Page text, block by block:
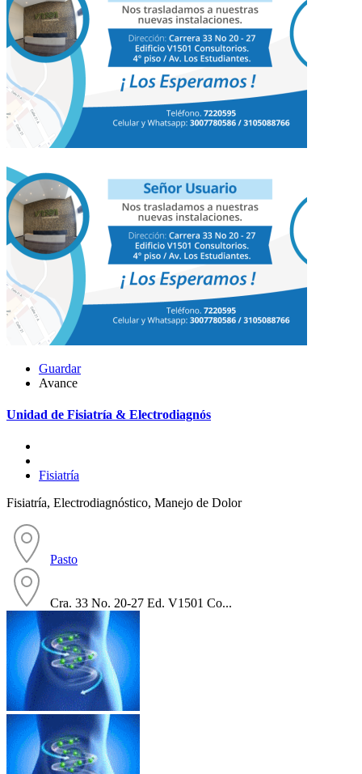
Guardar
Avance
Unidad de Fisiatría & Electrodiagnós
Fisiatría
Fisiatría, Electrodiagnóstico, Manejo de Dolor
Pasto
Cra. 33 No. 20-27 Ed. V1501 Co...